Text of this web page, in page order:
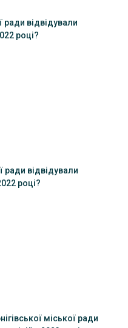
ради відвідували
році?
ради відвідували
році?
міської ради